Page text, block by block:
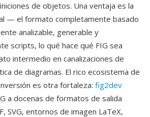
de objetos. Una ventaja es la
— el formato completamente basado
analizable, generable y
scripts, lo qué hace qué FIG sea
intermedio en canalizaciones de
de diagramas. El rico ecosistema de
es otra fortaleza: fig2dev
a docenas de formatos de salida
SVG, entornos de imagen LaTeX,